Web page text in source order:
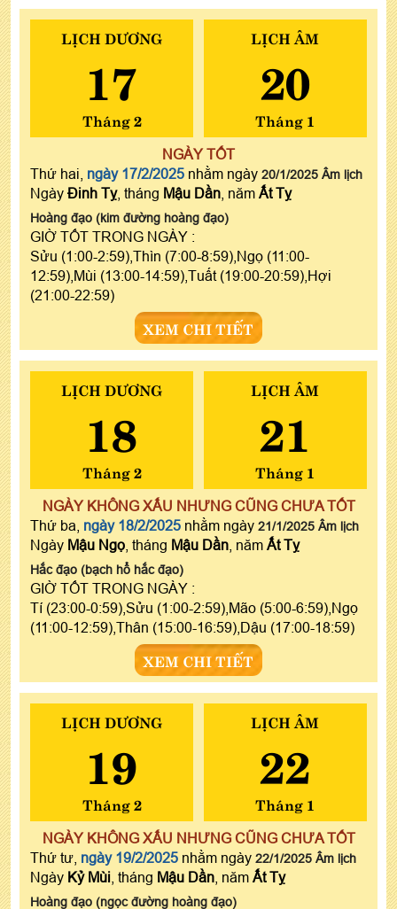
LỊCH DƯƠNG
17
Tháng 2
LỊCH ÂM
20
Tháng 1
NGÀY TỐT
Thứ hai, ngày 17/2/2025 nhằm ngày 20/1/2025 Âm lịch
Ngày Đinh Tỵ, tháng Mậu Dần , năm Ất Tỵ
Hoàng đạo (kim đường hoàng đạo)
GIỜ TỐT TRONG NGÀY :
Sửu (1:00-2:59),Thìn (7:00-8:59),Ngọ (11:00-
12:59),Mùi (13:00-14:59),Tuất (19:00-20:59),Hợi
(21:00-22:59)
XEM CHI TIẾT
LỊCH DƯƠNG
18
Tháng 2
LỊCH ÂM
21
Tháng 1
NGÀY KHÔNG XẤU NHƯNG CŨNG CHƯA TỐT
Thứ ba, ngày 18/2/2025 nhằm ngày 21/1/2025 Âm lịch
Ngày Mậu Ngọ , tháng Mậu Dần , năm Ất Tỵ
Hắc đạo (bạch hổ hắc đạo)
GIỜ TỐT TRONG NGÀY :
Tí (23:00-0:59),Sửu (1:00-2:59),Mão (5:00-6:59),Ngọ
(11:00-12:59),Thân (15:00-16:59),Dậu (17:00-18:59)
XEM CHI TIẾT
LỊCH DƯƠNG
19
Tháng 2
LỊCH ÂM
22
Tháng 1
NGÀY KHÔNG XẤU NHƯNG CŨNG CHƯA TỐT
Thứ tư, ngày 19/2/2025 nhằm ngày 22/1/2025 Âm lịch
Ngày Kỷ Mùi , tháng Mậu Dần , năm Ất Tỵ
Hoàng đạo (ngọc đường hoàng đạo)